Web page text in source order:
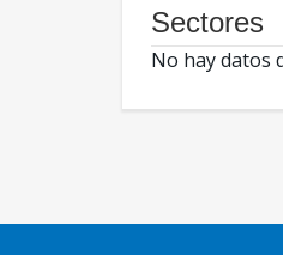
Sectores
No hay datos